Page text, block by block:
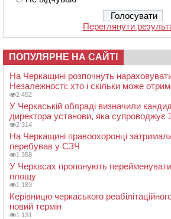
Переглянути
ПОПУЛЯРНЕ НА САЙТІ
На Черкащині розпочнуть
Незалежності: хто і скільки може
2 452
У Черкаській облраді визначили
директора установи, яка супроводжує
2 314
На Черкащині правоохоронці
перебував у СЗЧ
1 358
У Черкасах пропонують
площу
1 183
Керівницю черкаського
новий термін
1 131